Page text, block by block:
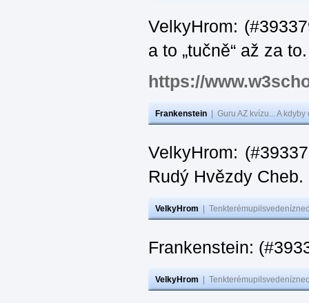
VelkyHrom:
a to „tučně“ až za
https://
Frankenstein Guru AZ kvízu... A
VelkyHrom:
Rudý Hvězdy Cheb.
VelkyHrom
Frankenstein:
VelkyHrom